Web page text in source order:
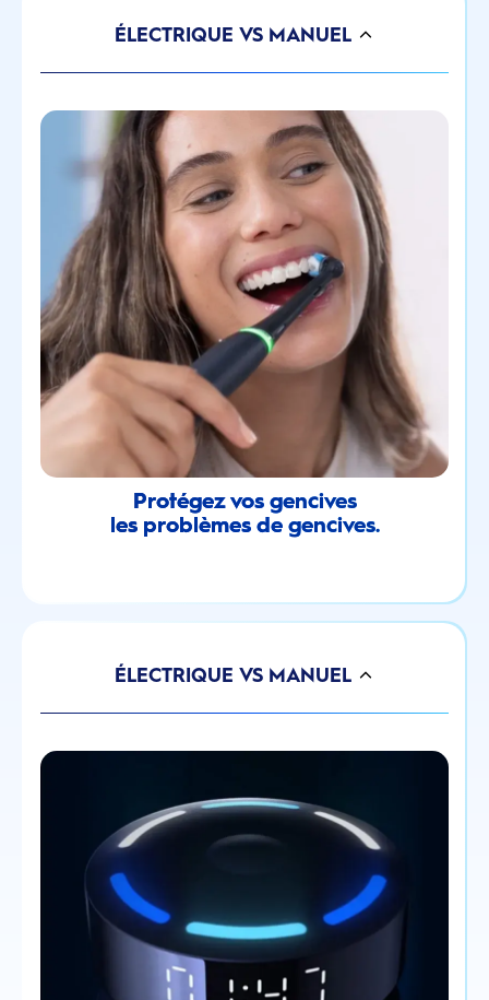
ÉLECTRIQUE VS MANUEL
Protégez vos gencives
les problèmes de gencives.
ÉLECTRIQUE VS MANUEL